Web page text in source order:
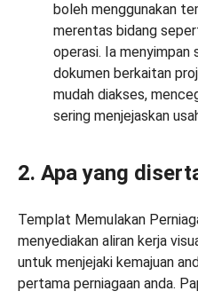
boleh menggunakan
merentas bidang
operasi. Ia menyimpan
dokumen berkaitan
mudah diakses,
sering menjejaskan
2. Apa yang
Templat Memulakan
menyediakan aliran kerja
untuk menjejaki kemajuan
pertama perniagaan anda.